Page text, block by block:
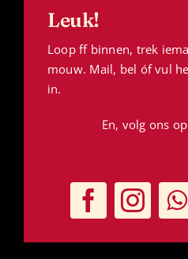
Leuk!
Loop ff binnen, trek
mouw. Mail, bel óf vul
in.
En, volg ons